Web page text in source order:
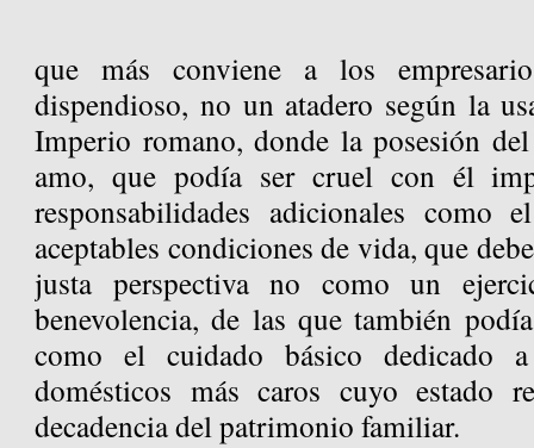
que más conviene a los
dispendioso, no un atadero según la
Imperio romano, donde la posesión
amo, que podía ser cruel con él
responsabilidades adicionales como
aceptables condiciones de vida, que
justa perspectiva no como un
benevolencia, de las que también
como el cuidado básico dedicado
domésticos más caros cuyo estado
decadencia del patrimonio familiar.